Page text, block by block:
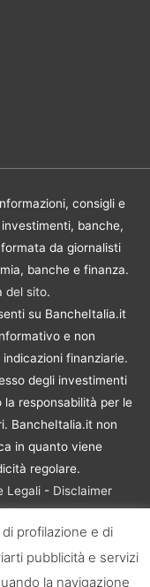
consigli e
banche,
da giornalisti
banche e finanza.
del sito.
su BancheItalia.it
e non
finanziarie.
degli investimenti
la responsabilità per le
BancheItalia.it non
in quanto viene
regolare.
Legali- Disclaimer
sono riservati. |
di BancheItalia.it:
senza esplicita
profilazione e di
pubblicità e servizi
la navigazione